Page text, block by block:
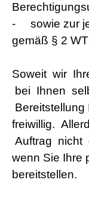
- sowie zur
gemäß § 2
Soweit wir
bei Ihnen
freiwillig.
Auftrag nicht
wenn Sie Ihre
bereitstellen.